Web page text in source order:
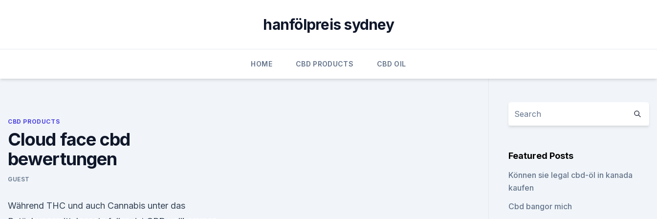
hanfölpreis sydney
HOME CBD PRODUCTS CBD OIL
CBD PRODUCTS
Cloud face cbd
bewertungen
GUEST
Während THC und auch Cannabis unter das
Featured Posts
Können sie legal cbd-öl in kanada
kaufen
Cbd bangor mich